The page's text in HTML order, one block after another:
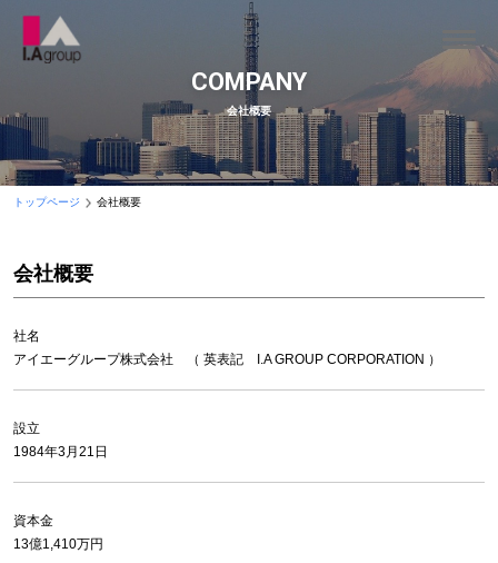
COMPANY
会社概要
トップページ 会社概要
会社概要
社名
アイエーグループ株式会社 （ 英表記 I.A GROUP CORPORATION ）
設立
1984年3月21日
資本金
13億1,410万円